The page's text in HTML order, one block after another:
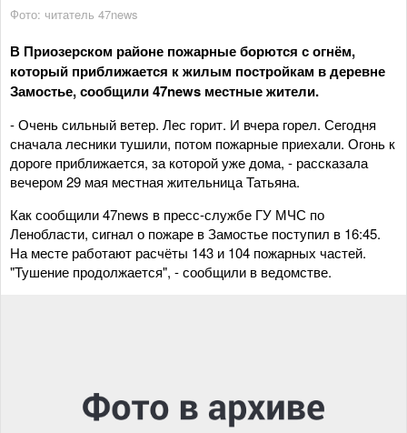
Фото: читатель 47news
В Приозерском районе пожарные борются с огнём,
который приближается к жилым постройкам в деревне
Замостье, сообщили 47news местные жители.
- Очень сильный ветер. Лес горит. И вчера горел. Сегодня
сначала лесники тушили, потом пожарные приехали. Огонь к
дороге приближается, за которой уже дома, - рассказала
вечером 29 мая местная жительница Татьяна.
Как сообщили 47news в пресс-службе ГУ МЧС по
Ленобласти, сигнал о пожаре в Замостье поступил в 16:45.
На месте работают расчёты 143 и 104 пожарных частей.
"Тушение продолжается", - сообщили в ведомстве.